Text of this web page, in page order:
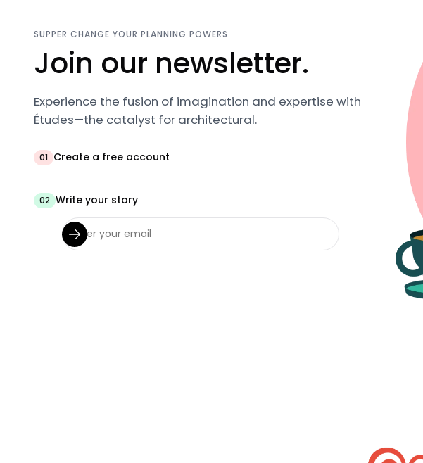
SUPPER CHANGE YOUR PLANNING POWERS
Join our newsletter.
Experience the fusion of imagination and expertise with
Études—the catalyst for architectural.
01 Create a free account
02 Write your story